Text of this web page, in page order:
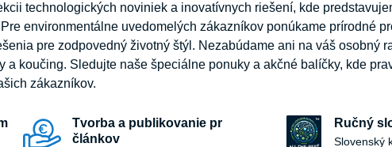
technologických noviniek a inovatívnych riešení, kde
environmentálne uvedomelých zákazníkov ponúkame prírodné
pre zodpovedný životný štýl. Nezabúdame ani na váš osobný
a koučing. Sledujte naše špeciálne ponuky a akčné balíčky, kde
zákazníkov.
Tvorba a publikovanie pr
článkov
Ručný
Slovenský